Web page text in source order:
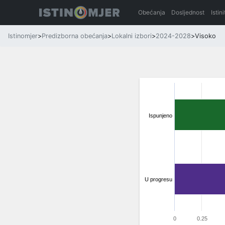
Obećanja Dosljednost
Istinomjer>Predizborna obećanja>Lokalni izbori>2024-2028>Visoko
Ispunjeno
U progresu
0 0.25